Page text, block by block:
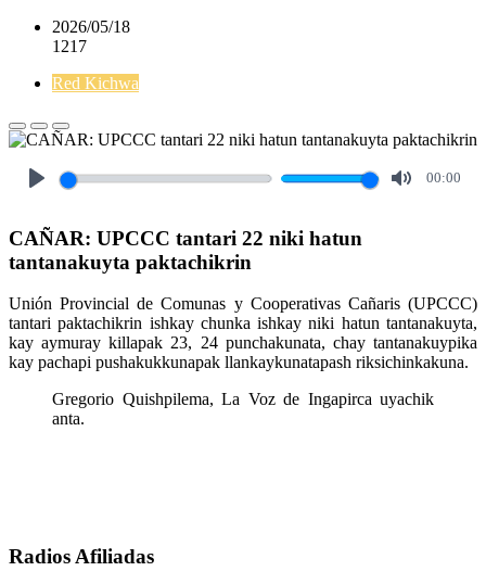
2026/05/18
1217
Red Kichwa
00:00
CAÑAR: UPCCC tantari 22 niki hatun
tantanakuyta paktachikrin
Unión Provincial de Comunas y Cooperativas Cañaris (UPCCC)
tantari paktachikrin ishkay chunka ishkay niki hatun tantanakuyta,
kay aymuray killapak 23, 24 punchakunata, chay tantanakuypika
kay pachapi pushakukkunapak llankaykunatapash riksichinkakuna.
Gregorio Quishpilema, La Voz de Ingapirca uyachik
anta.
Radios Afiliadas